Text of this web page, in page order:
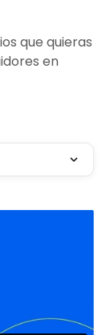
que quieras
en